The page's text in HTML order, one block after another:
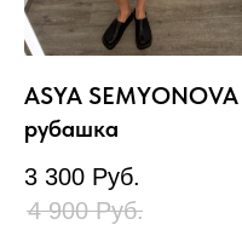
ASYA SEMYONOVA
рубашка
3 300 Руб.
4 900 Руб.